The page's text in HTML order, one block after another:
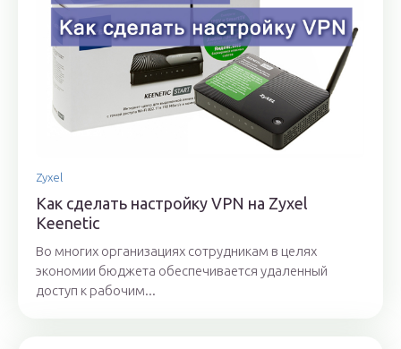
Zyxel
Как сделать настройку VPN на Zyxel
Keenetic
Во многих организациях сотрудникам в целях
экономии бюджета обеспечивается удаленный
доступ к рабочим...